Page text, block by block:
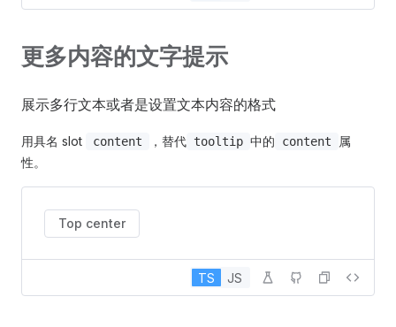
更多内容的文字提示
展示多行文本或者是设置文本内容的格式
用具名 slot content ，替代 tooltip 中的 content
属
性。
Top center
TS JS